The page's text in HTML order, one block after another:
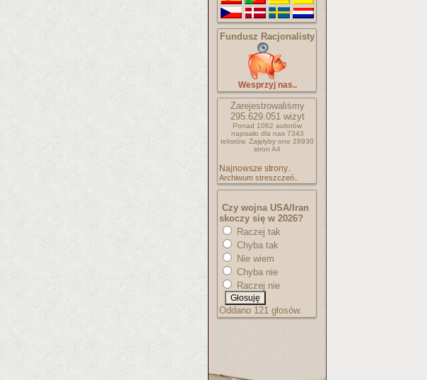
Fundusz Racjonalisty
Wesprzyj nas..
Zarejestrowaliśmy
295.629.051wizyt
Ponad 1062 autorów
napisało dla nas 7343
tekstów. Zajęłyby one 28930
stron A4
Najnowsze strony..
Archiwum streszczeń..
Czy wojna USA/Iran
skoczy się w 2026?
Raczej tak
Chyba tak
Nie wiem
Chyba nie
Raczej nie
Oddano 121 głosów.